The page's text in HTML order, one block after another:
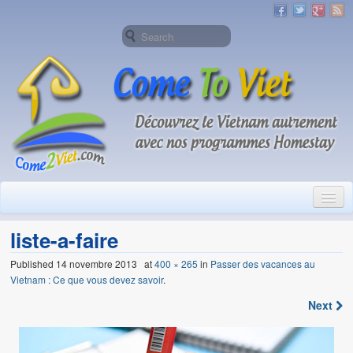
Accueil
A propos de Come To Viet
Homestay
Pourquoi choisir les programmes Homestay de Come2Viet
liste-a-faire
Published 14 novembre 2013 at400 × 265 in Passer des vacances au
Vietnam : Ce que vous devez savoir.
Next